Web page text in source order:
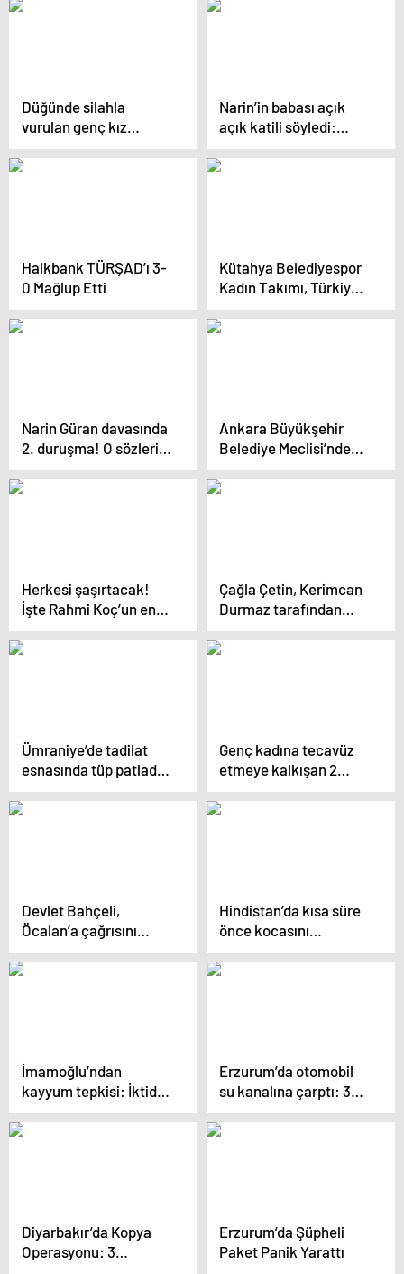
Düğünde silahla
vurulan genç kız
hayatını kaybetti
Narin’in babası açık
açık katili söyledi:
Mahkemede o hariç
herkes ağladı
Halkbank TÜRŞAD’ı 3-
0 Mağlup Etti
Kütahya Belediyespor
Kadın Takımı, Türkiye
Şampiyonasında 5.
Oldu
Narin Güran davasında
2. duruşma! O sözleri
duyunca kendinden
geçti
Ankara Büyükşehir
Belediye Meclisi’nde
tekme tokat “konser”
kavgası
Herkesi şaşırtacak!
İşte Rahmi Koç’un en
büyük hayali
Çağla Çetin, Kerimcan
Durmaz tarafından
evlilik vaadiyle
milyonlarca lira
Ümraniye’de tadilat
esnasında tüp patladı,
çatı katı alev alev yandı
Genç kadına tecavüz
etmeye kalkışan 2
sapıktan skandal
savunma
Devlet Bahçeli,
Öcalan’a çağrısını
yineledi: Sözümün
arkasındayım
Hindistan’da kısa süre
önce kocasını
kaybeden kadın,
alışveriş merkezinin 4.
İmamoğlu’ndan
kayyum tepkisi: İktidar
kontrolü kaybetti,
tutarsız ve ciddiyetsiz
Erzurum’da otomobil
su kanalına çarptı: 3
ölü, 2 yaralı
Diyarbakır’da Kopya
Operasyonu: 3
Erzurum’da Şüpheli
Paket Panik Yarattı